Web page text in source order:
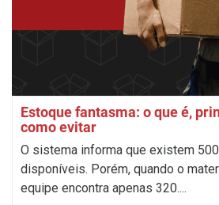
Estoque fantasma: o que é,
como evitar
O sistema informa que existem
disponíveis. Porém, quando o
equipe encontra apenas 320....